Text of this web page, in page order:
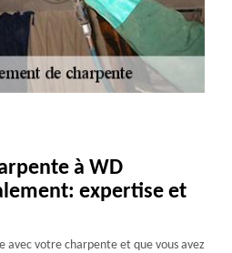
à WD
expertise et
avec votre charpente et que vous avez